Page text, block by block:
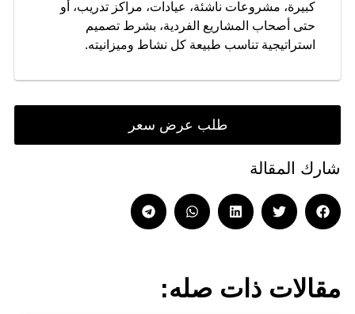
كبيرة، مشروعات ناشئة، عيادات، مراكز تدريب، أو
حتى أصحاب المشاريع الفردية، بشرط تصميم
استراتيجية تناسب طبيعة كل نشاط وميزانيته.
طلب عرض سعر
شارك المقالة
مقالات ذات صله: